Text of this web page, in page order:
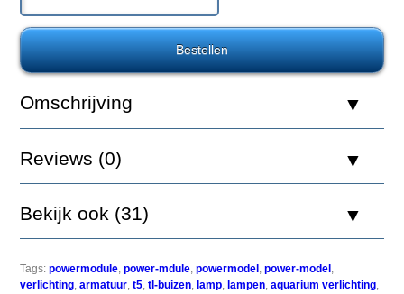
hobbyisten
die
top-
of-
line
lage
willen.
ATI
Miro-
Silver
Omschrijving
Reviews (0)
Bekijk ook (31)
Tags: powermodule,power-mdule,powermodel ,power-model ,
verlichting,armatuur,t5,tl-buizen, lamp, lampen,aquarium verlichting,